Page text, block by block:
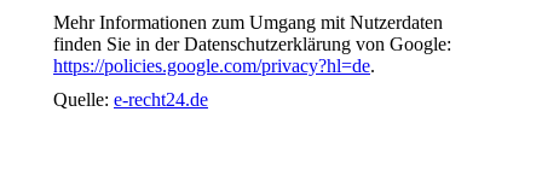
Mehr Informationen zum Umgang mit Nutzerdaten
finden Sie in der Datenschutzerklärung von Google:
https://policies.google.com/privacy?hl=de.
Quelle: e-recht24.de